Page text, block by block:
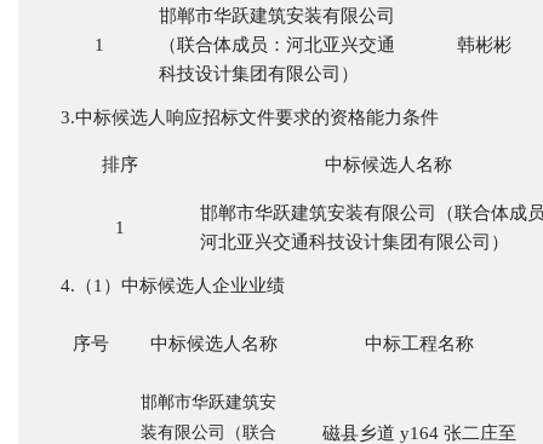
1
邯郸市华跃建筑安装有限公司
（联合体成员：河北亚兴交通
科技设计集团有限公司）
韩彬彬
3.中标候选人响应招标文件要求的资格能力条件
排序 中标候选人名称
1
邯郸市华跃建筑安装有限公司（联合体成
河北亚兴交通科技设计集团有限公司）
4.（1）中标候选人企业业绩
序号 中标候选人名称 中标工程名称
邯郸市华跃建筑安
装有限公司（联合
磁县乡道 y164 张二庄至